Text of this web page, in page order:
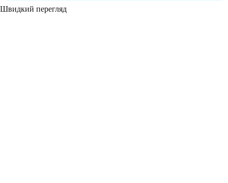
Швидкий перегляд